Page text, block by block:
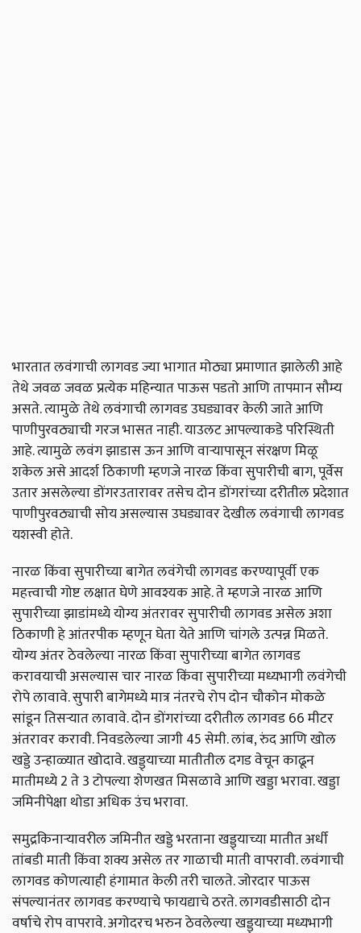
भारतात लवंगाची लागवड ज्या भागात मोठ्या प्रमाणात झालेली आहे
तेथे जवळ जवळ प्रत्येक महिन्यात पाऊस पडतो आणि तापमान सौम्य
असते. त्यामुळे तेथे लवंगाची लागवड उघड्यावर केली जाते आणि
पाणीपुरवठ्याची गरज भासत नाही. याउलट आपल्याकडे परिस्थिती
आहे. त्यामुळे लवंग झाडास ऊन आणि वार्‍यापासून संरक्षण मिळू
शकेल असे आदर्श ठिकाणी म्हणजे नारळ किंवा सुपारीची बाग,पूर्वेस
उतार असलेल्या डोंगरउतारावर तसेच दोन डोंगरांच्या दरीतील प्रदेशात
पाणीपुरवठ्याची सोय असल्यास उघड्यावर देखील लवंगाची लागवड
यशस्वी होते.
नारळ किंवा सुपारीच्या बागेत लवंगेची लागवड करण्यापूर्वी एक
महत्त्वाची गोष्ट लक्षात घेणे आवश्यक आहे. ते म्हणजे नारळ आणि
सुपारीच्या झाडांमध्ये योग्य अंतरावर सुपारीची लागवड असेल अशा
ठिकाणी हे आंतरपीक म्हणून घेता येते आणि चांगले उत्पन्न मिळते.
योग्य अंतर ठेवलेल्या नारळ किंवा सुपारीच्या बागेत लागवड
करावयाची असल्यास चार नारळ किंवा सुपारीच्या मध्यभागी लवंगेची
रोपे लावावे. सुपारी बागेमध्ये मात्र नंतरचे रोप दोन चौकोन मोकळे
सांडून तिसर्‍यात लावावे. दोन डोंगरांच्या दरीतील लागवड 66मीटर
अंतरावर करावी. निवडलेल्या जागी45सेमी. लांब,रुंद आणि खोल
खड्डे उन्हाळ्यात खोदावे. खड्ड्याच्या मातीतील दगड वेचून काढून
मातीमध्ये2ते3टोपल्या शेणखत मिसळावे आणि खड्डा भरावा. खड्डा
जमिनीपेक्षा थोडा अधिक उंच भरावा.
समुद्रकिनार्‍यावरील जमिनीत खड्डे भरताना खड्ड्याच्या मातीत अर्धी
तांबडी माती किंवा शक्य असेल तर गाळाची माती वापरावी. लवंगाची
लागवड कोणत्याही हंगामात केली तरी चालते. जोरदार पाऊस
संपल्यानंतर लागवड करण्याचे फायद्याचे ठरते. लागवडीसाठी दोन
वर्षाचे रोप वापरावे. अगोदरच भरुन ठेवलेल्या खड्ड्याच्या मध्यभागी